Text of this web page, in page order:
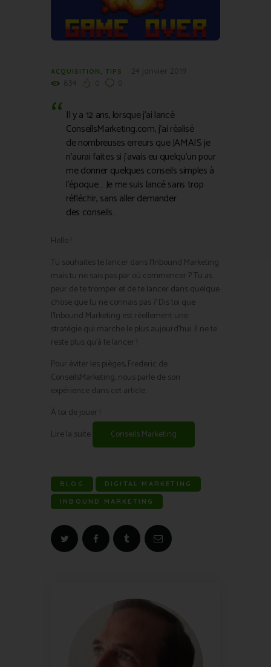
ACQUISITION, TIPS
Il y a 12 ans, lorsque j’ai lancé
ConseilsMarketing.com, j’ai réalisé
de nombreuses erreurs que JAMAIS je
n’aurai faites si j’avais eu quelqu’un pour
me donner quelques conseils simples à
l’époque… Je me suis lancé sans trop
réfléchir, sans aller demander
des conseils…
Hello !
Tu souhaites te lancer dans l’Inbound Marketing
mais tu ne sais pas par où commencer ? Tu as
peur de te tromper et de te lancer dans quelque
chose que tu ne connais pas ? Dis toi que
l’Inbound Marketing est réellement une
stratégie qui marche le plus aujourd’hui. Il ne te
reste plus qu’à te lancer !
Pour éviter les pièges, Frederic de
ConseilsMarketing, nous parle de son
expérience dans cet article.
À toi de jouer !
Lire la suite
Conseils Marketing
BLOG DIGITAL MARKETING
INBOUND MARKETING